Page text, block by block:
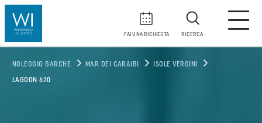
FAI UNA RICHIESTA RICERCA
NOLEGGIO BARCHE MAR DEI CARAIBI ISOLE VERGINI
LAGOON 620